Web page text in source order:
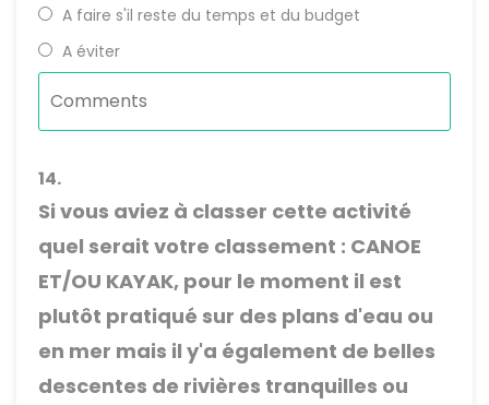
A faire s'il reste du temps et du budget
A éviter
14.
Si vous aviez à classer cette activité
quel serait votre classement : CANOE
ET/OU KAYAK, pour le moment il est
plutôt pratiqué sur des plans d'eau ou
en mer mais il y'a également de belles
descentes de rivières tranquilles ou